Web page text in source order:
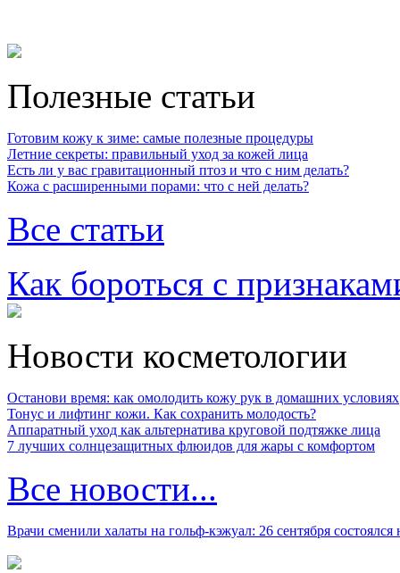
Полезные статьи
Готовим кожу к зиме: самые полезные процедуры
Летние секреты: правильный уход за кожей лица
Есть ли у вас гравитационный птоз и что с ним делать?
Кожа с расширенными порами: что с ней делать?
Все статьи
Как бороться с
Новости косметологии
Останови время: как омолодить кожу рук в домашних условиях
Тонус и лифтинг кожи. Как сохранить молодость?
Аппаратный уход как альтернатива круговой подтяжке лица
7 лучших солнцезащитных флюидов для жары с комфортом
Все новости...
Врачи сменили халаты на гольф-кэжуал: 26 сентября